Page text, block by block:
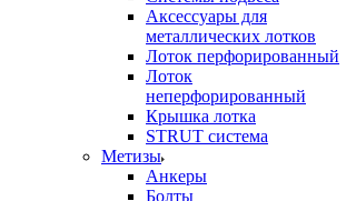
Аксессуары для
металлических лотков
Лоток перфорированный
Лоток
неперфорированный
Крышка лотка
STRUT система
Метизы
Анкеры
Болты